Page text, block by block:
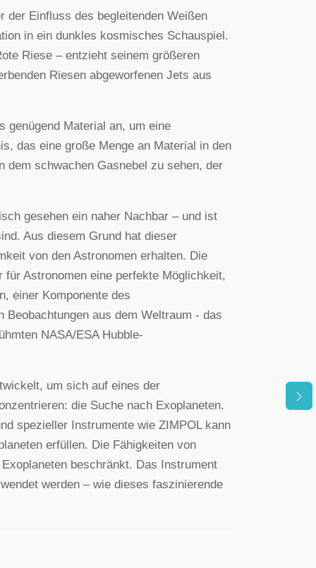
der Einfluss des begleitenden Weißen
in ein dunkles kosmisches Schauspiel.
Riese – entzieht seinem größeren
Riesen abgeworfenen Jets aus
genügend Material an, um eine
das eine große Menge an Material in den
schwachen Gasnebel zu sehen, der
gesehen ein naher Nachbar – und ist
Aus diesem Grund hat dieser
von den Astronomen erhalten. Die
Astronomen eine perfekte Möglichkeit,
einer Komponente des
aus dem Weltraum - das
NASA/ESA Hubble-
um sich auf eines der
die Suche nach Exoplaneten.
spezieller Instrumente wie ZIMPOL kann
erfüllen. Die Fähigkeiten von
beschränkt. Das Instrument
werden – wie dieses faszinierende